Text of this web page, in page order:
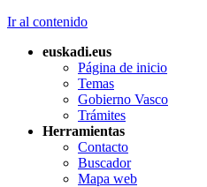
Ir al contenido
euskadi.eus
Página de inicio
Temas
Gobierno Vasco
Trámites
Herramientas
Contacto
Buscador
Mapa web